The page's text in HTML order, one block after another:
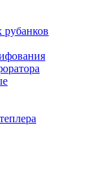
рубанков